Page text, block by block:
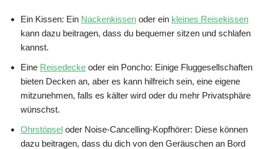
Ein Kissen: Ein Nackenkissen oder ein kleines Reisekissen
kann dazu beitragen, dass du bequemer sitzen und schlafen
kannst.
Eine Reisedecke oder ein Poncho: Einige Fluggesellschaften
bieten Decken an, aber es kann hilfreich sein, eine eigene
mitzunehmen, falls es kälter wird oder du mehr Privatsphäre
wünschst.
Ohrstöpsel oder Noise-Cancelling-Kopfhörer: Diese können
dazu beitragen, dass du dich von den Geräuschen an Bord